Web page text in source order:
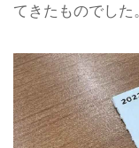
てきたものでした。